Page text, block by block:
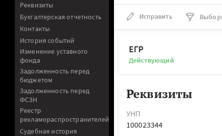
Реквизиты
Бухгалтерская отчетность
Контакты
История событий
Изменение уставного
фонда
Задолженность перед
бюджетом
Задолженность перед
ФСЗН
Реестр
рекламораспространителей
Судебная история
Исправить
ЕГР
Действующий
Реквизиты
УНП
100023344